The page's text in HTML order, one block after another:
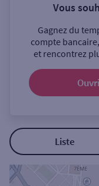
Sélectionnez
Coffre-fort
Vous
Gagnez du
compte
et rencontrez
Liste